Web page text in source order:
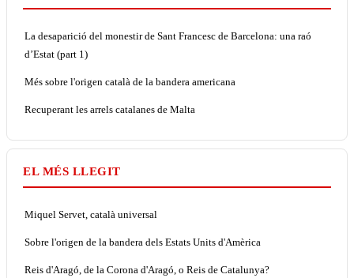
La desaparició del monestir de Sant Francesc de Barcelona: una raó
d’Estat (part 1)
Més sobre l'origen català de la bandera americana
Recuperant les arrels catalanes de Malta
EL MÉS LLEGIT
Miquel Servet, català universal
Sobre l'origen de la bandera dels Estats Units d'Amèrica
Reis d'Aragó, de la Corona d'Aragó, o Reis de Catalunya?